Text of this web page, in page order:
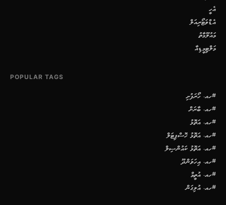
އެހީ
އެޑްވަޓޯރިއަލް
މައުލޫމާތު
މަލްޓިމީޑިއާ
POPULAR TAGS
#ހއ. ހޯރަފުށި
#ހއ. ބާރަށް
#ހއ. އަތޮޅު
#ހއ. އަތޮޅު ހޮސްޕިޓަލް
#ހއ. އަތޮޅު ކައުންސިލް
#ހއ. އިހަވަންދޫ
#ހއ. އުތީމް
#ހއ. އުލިގަން